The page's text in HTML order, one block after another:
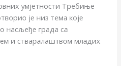
умјетности Требиње
је низ тема које
насљеђе града са
и стваралаштвом младих